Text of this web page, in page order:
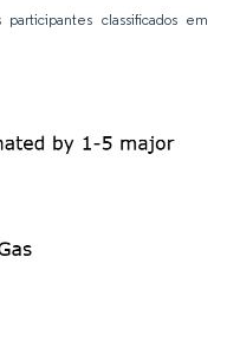
classificados em